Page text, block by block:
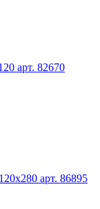
арт. 82670
арт. 86895